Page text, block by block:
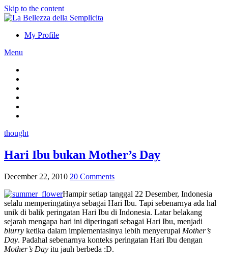
Skip to the content
My Profile
Menu
thought
Hari Ibu bukan Mother’s Day
December 22, 2010 20 Comments
Hampir setiap tanggal 22 Desember, Indonesia
selalu memperingatinya sebagai Hari Ibu. Tapi sebenarnya ada hal
unik di balik peringatan Hari Ibu di Indonesia. Latar belakang
sejarah mengapa hari ini diperingati sebagai Hari Ibu, menjadi
blurry ketika dalam implementasinya lebih menyerupai Mother’s
Day. Padahal sebenarnya konteks peringatan Hari Ibu dengan
Mother’s Day itu jauh berbeda :D.